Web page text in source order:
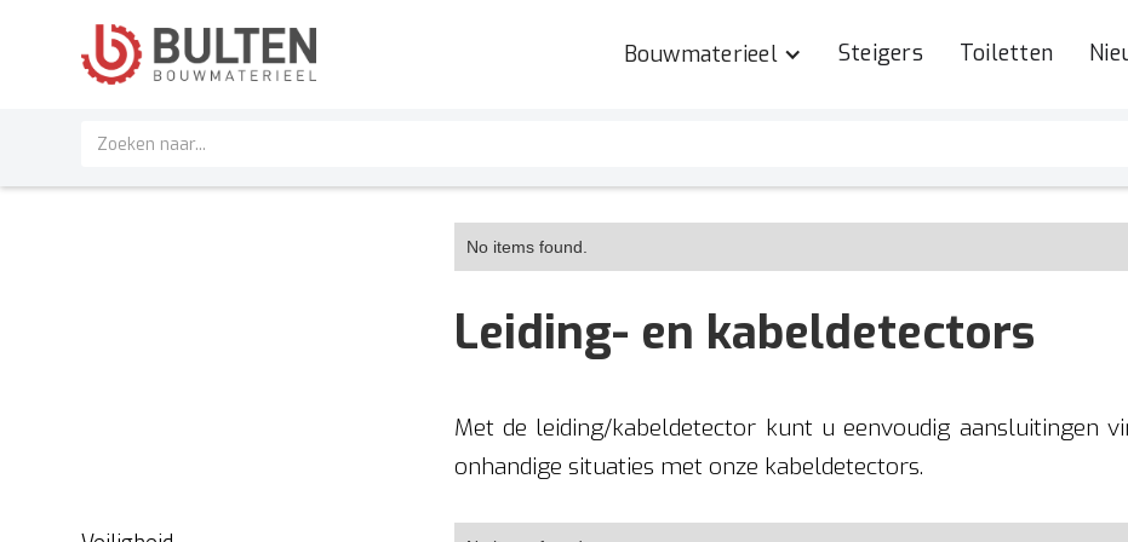
Bouwmaterieel Steigers Toiletten
No items found.
Leiding- en kabeldetectors
Met de leiding/kabeldetector kunt u eenvoudig aansluitingen
onhandige situaties met onze kabeldetectors.